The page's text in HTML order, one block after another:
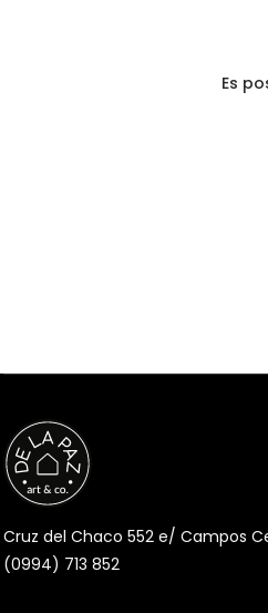
Es
Cruz del Chaco 552 e/ Campos
(0994) 713 852